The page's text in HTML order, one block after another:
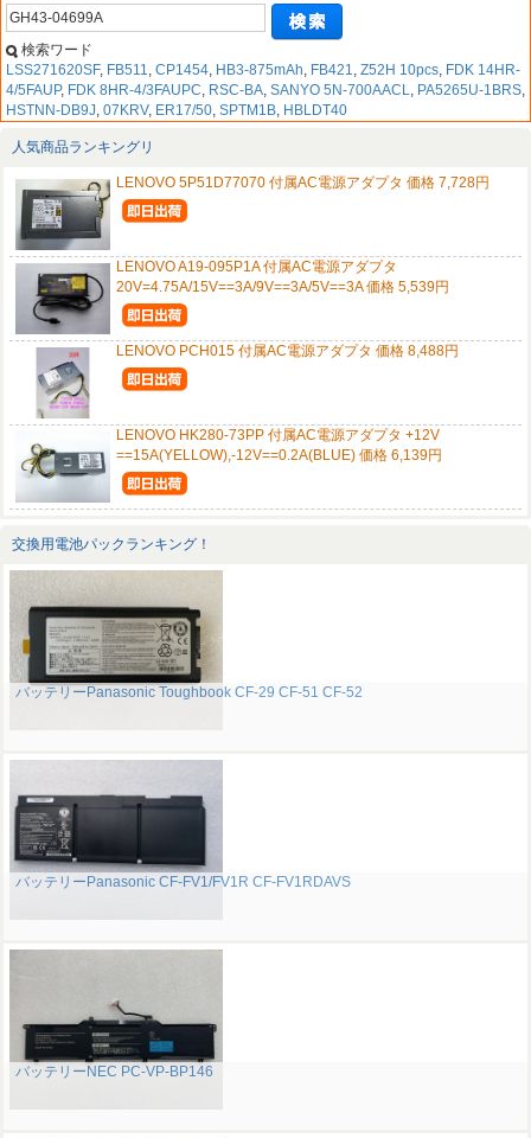
検索ワード
LSS271620SF, FB511, CP1454, HB3-875mAh, FB421, Z52H 10pcs, FDK 14HR-
4/5FAUP, FDK 8HR-4/3FAUPC, RSC-BA, SANYO 5N-700AACL, PA5265U-1BRS,
HSTNN-DB9J, 07KRV, ER17/50, SPTM1B, HBLDT40
人気商品ランキングリ
LENOVO 5P51D77070 付属AC電源アダプタ 価格 7,728円
LENOVO A19-095P1A 付属AC電源アダプタ
20V=4.75A/15V==3A/9V==3A/5V==3A 価格 5,539円
LENOVO PCH015 付属AC電源アダプタ 価格 8,488円
LENOVO HK280-73PP 付属AC電源アダプタ +12V
==15A(YELLOW),-12V==0.2A(BLUE) 価格 6,139円
交換用電池パックランキング！
バッテリーPanasonic Toughbook CF-29 CF-51 CF-52
バッテリーPanasonic CF-FV1/FV1R CF-FV1RDAVS
バッテリーNEC PC-VP-BP146